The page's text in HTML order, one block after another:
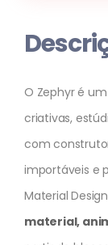
O Zephyr é
criativas,
com
importáveis e
Material
material,